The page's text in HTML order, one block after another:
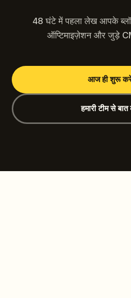
48 घंटे में पहला लेख आपके
ऑप्टिमाइज़ेशन और जुड़े
आज ही शुरू
हमारी टीम से